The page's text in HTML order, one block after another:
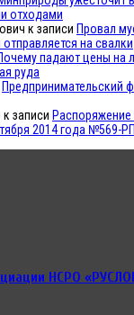
отходами
к записи Провал
на свалки
падают цены на
руда
Предпринимательский
к записи Распоряжение
2014 года №569-РП
НСРО